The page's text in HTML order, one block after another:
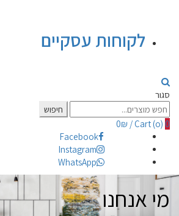
לקוחות עסקיים
סגור
Search
for:
חיפוש
Cart (o) 0
/
0₪
Facebook
Instagram
WhatsApp
מי אנחנו